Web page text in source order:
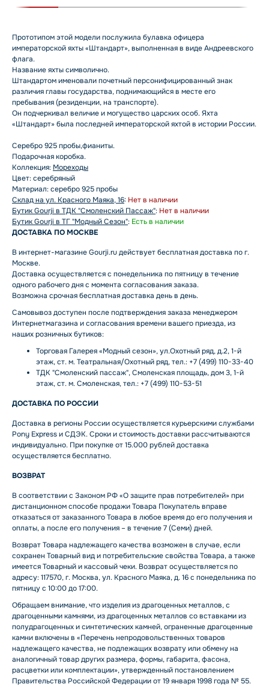
Прототипом этой модели послужила булавка офицера
императорской яхты «Штандарт», выполненная в виде Андреевского
флага.
Название яхты символично.
Штандартом именовали почетный персонифицированный знак
различия главы государства, поднимающийся в месте его
пребывания (резиденции, на транспорте).
Он подчеркивал величие и могущество царских особ. Яхта
«Штандарт» была последней императорской яхтой в истории России.
Серебро 925 пробы,фианиты.
Подарочная коробка.
Коллекция: Мореходы
Цвет: серебряный
Материал: серебро 925 пробы
Склад на ул. Красного Маяка, 16: Нет в наличии
Бутик Gourji в ТДК "Смоленский Пассаж": Нет в наличии
Бутик Gourji в ТГ "Модный Сезон": Есть в наличии
ДОСТАВКА ПО МОСКВЕ
В интернет-магазине Gourji.ru действует бесплатная доставка по г.
Москве.
Доставка осуществляется с понедельника по пятницу в течение
одного рабочего дня с момента согласования заказа.
Возможна срочная бесплатная доставка день в день.
Самовывоз доступен после подтверждения заказа менеджером
Интернетмагазина и согласования времени вашего приезда, из
наших розничных бутиков:
Торговая Галерея «Модный сезон», ул.Охотный ряд, д.2, 1-й
этаж, ст. м. Театральная/Охотный ряд, тел.: +7 (499) 110-33-40
ТДК "Смоленский пассаж", Смоленская площадь, дом 3, 1-й
этаж, ст. м. Смоленская, тел.: +7 (499) 110-53-51
ДОСТАВКА ПО РОССИИ
Доставка в регионы России осуществляется курьерскими службами
Pony Express и СДЭК. Сроки и стоимость доставки рассчитываются
индивидуально. При покупке от 15.000 рублей доставка
осуществляется бесплатно.
ВОЗВРАТ
В соответствии с Законом РФ «О защите прав потребителей» при
дистанционном способе продажи Товара Покупатель вправе
отказаться от заказанного Товара в любое время до его получения и
оплаты, а после его получения – в течение 7 (Семи) дней.
Возврат Товара надлежащего качества возможен в случае, если
сохранен Товарный вид и потребительские свойства Товара, а также
имеется Товарный и кассовый чеки. Возврат осуществляется по
адресу: 117570, г. Москва, ул. Красного Маяка, д. 16 с понедельника по
пятницу с 10:00 до 17:00.
Обращаем внимание, что изделия из драгоценных металлов, с
драгоценными камнями, из драгоценных металлов со вставками из
полудрагоценных и синтетических камней, ограненные драгоценные
камни включены в «Перечень непродовольственных товаров
надлежащего качества, не подлежащих возврату или обмену на
аналогичный товар других размера, формы, габарита, фасона,
расцветки или комплектации», утвержденный постановлением
Правительства Российской Федерации от 19 января 1998 года № 55.